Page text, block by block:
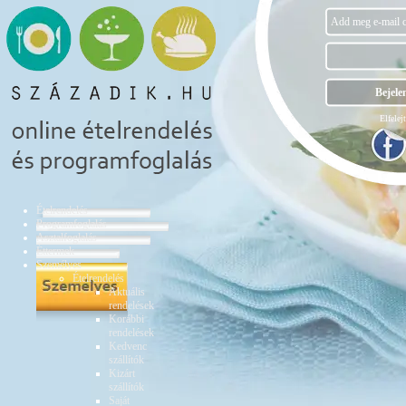
Ételrendelés
Programfoglalás
Asztalfoglalás
Éttermek
Személyes
Ételrendelés
Aktuális
rendelések
Korábbi
rendelések
Kedvenc
szállítók
Kizárt
szállítók
Saját